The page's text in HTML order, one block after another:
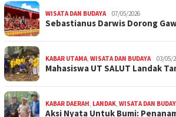
WISATA DAN BUDAYA 07/05/2026
Sebastianus Darwis Dorong
KABAR UTAMA, WISATA DAN BUDAYA 03/05/
Mahasiswa UT SALUT Landak
KABAR DAERAH, LANDAK, WISATA DAN
Aksi Nyata Untuk Bumi: